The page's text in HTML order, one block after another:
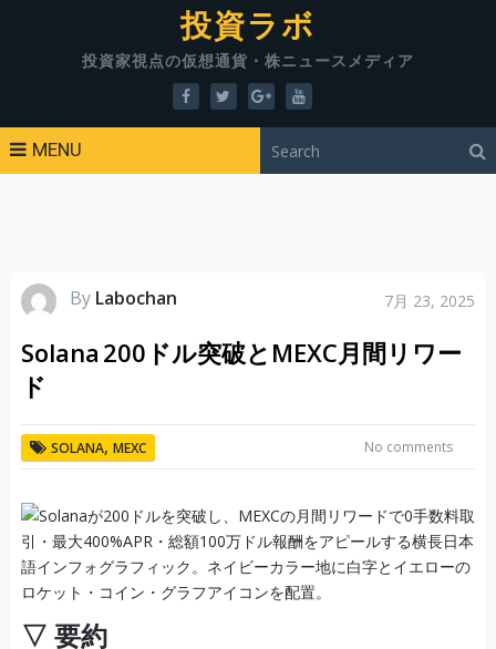
投資ラボ
投資家視点の仮想通貨・株ニュースメディア
MENU
By Labochan 7月 23, 2025
Solana 200ドル突破とMEXC月間リワー
ド
SOLANA, MEXC No comments
▽ 要約